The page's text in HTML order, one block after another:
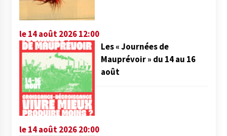
le 14 août 2026 12:00
Les « Journées de
Mauprévoir » du 14 au 16
août
le 14 août 2026 20:00